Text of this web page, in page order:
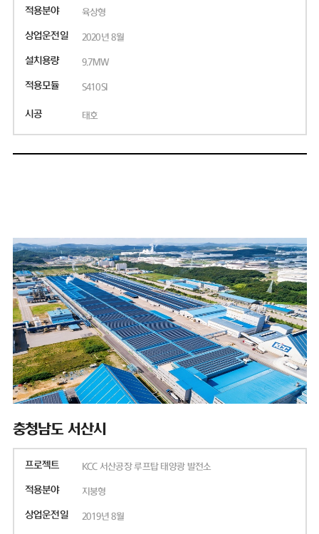
적용분야 육상형
상업운전일 2020년 8월
설치용량 9.7MW
적용모듈 S410SI
시공 태호
충청남도 서산시
프로젝트 KCC 서산공장 루프탑 태양광 발전소
적용분야 지붕형
상업운전일 2019년 8월